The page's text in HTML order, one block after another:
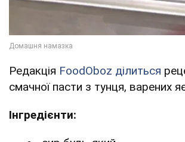
Редакція FoodOboz ділиться
смачної пасти з тунця, варених
Інгредієнти: